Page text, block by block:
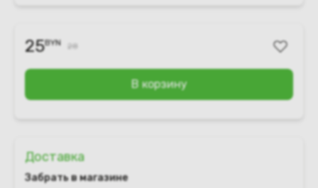
25BYN 28
В корзину
Доставка
Забрать в магазине